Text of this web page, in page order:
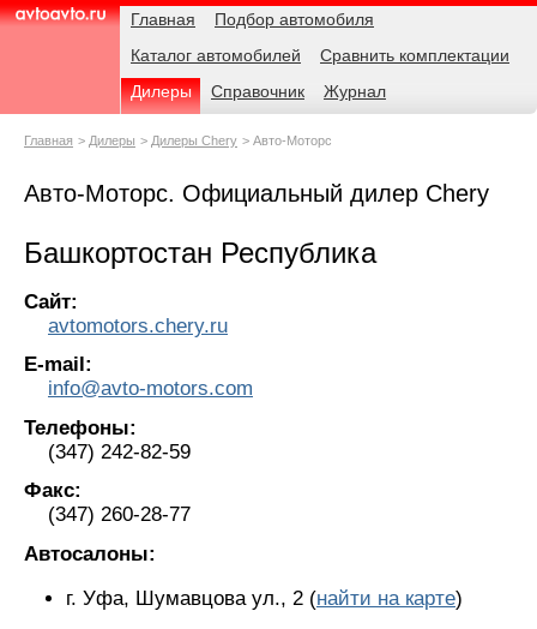
AvtoAvto.ru
Навигация Главная
Подбор автомобиля
Каталог автомобилей
Сравнить комплектации
Дилеры
Справочник Журнал
Родительские
Главная Дилеры Дилеры Chery Авто-Моторс
Авто-Моторс. Официальный дилер Chery
Башкортостан Республика
Сайт:
avtomotors.chery.ru
E-mail:
info@avto-motors.com
Телефоны:
(347) 242-82-59
Факс:
(347) 260-28-77
Автосалоны:
г. Уфа, Шумавцова ул., 2 (найти на карте)